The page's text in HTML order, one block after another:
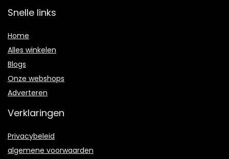
Snelle links
Home
Alles winkelen
Blogs
Onze webshops
Adverteren
Verklaringen
Privacybeleid
algemene voorwaarden